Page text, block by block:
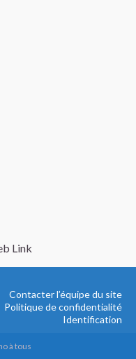
Contacter l’équipe du site
Politique de confidentialité
Identification
à tous